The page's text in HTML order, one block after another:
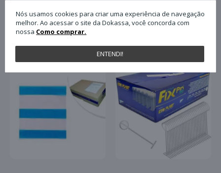
QUEM COMPROU ESTE PRODUTO,
Nós usamos cookies para criar uma experiência de navegação
melhor. Ao acessar o site da Dokassa, você concorda com
nossa Como comprar.
ENTENDI!